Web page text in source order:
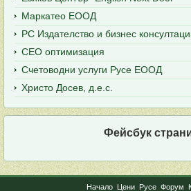
Маркатео ЕООД
РС Издателство и бизнес
СЕО оптимизация
Счетоводни услуги Русе ЕООД
Христо Досев, д.е.с.
Фейсбук
Начало Цени Русе Форум